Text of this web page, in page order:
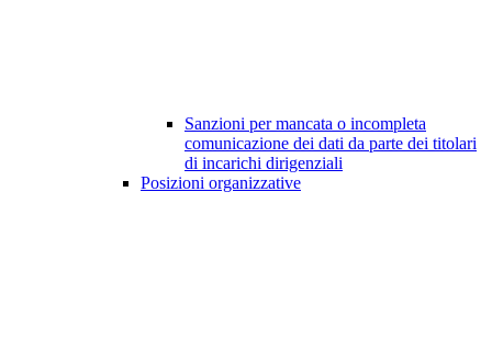
Sanzioni per mancata o incompleta
comunicazione dei dati da parte dei titolari
di incarichi dirigenziali
Posizioni organizzative